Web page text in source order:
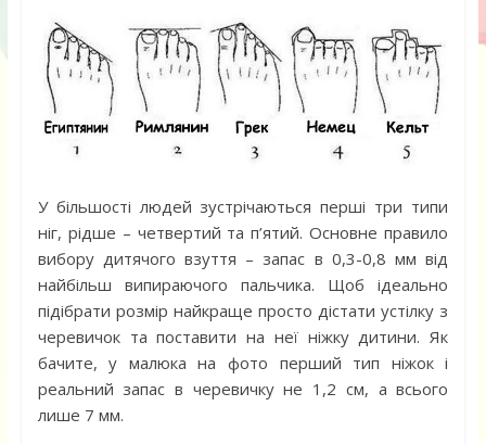
У більшості людей зустрічаються перші три типи
ніг, рідше – четвертий та п’ятий. Основне правило
вибору дитячого взуття – запас в 0,3-0,8 мм від
найбільш випираючого пальчика. Щоб ідеально
підібрати розмір найкраще просто дістати устілку з
черевичок та поставити на неї ніжку дитини. Як
бачите, у малюка на фото перший тип ніжок і
реальний запас в черевичку не 1,2 см, а всього
лише 7 мм.